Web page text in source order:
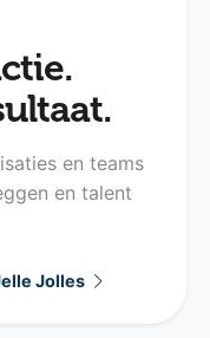
en teams
en talent
Jolles